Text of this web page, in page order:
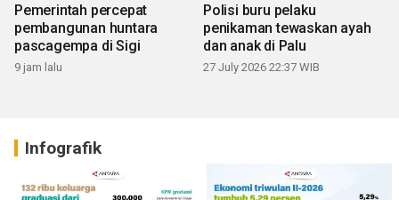
Pemerintah percepat
pembangunan huntara
pascagempa di Sigi
9 jam lalu
Polisi buru pelaku
penikaman tewaskan ayah
dan anak di Palu
27 July 2026 22:37 WIB
Infografik